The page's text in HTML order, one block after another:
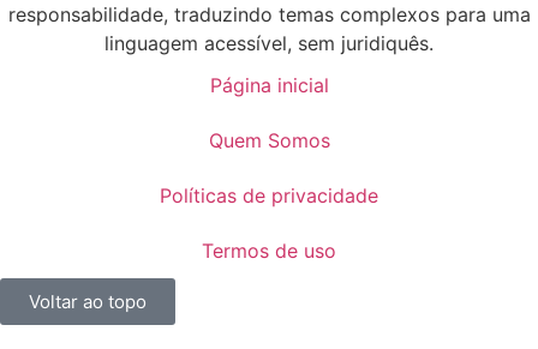
responsabilidade, traduzindo temas complexos para uma
linguagem acessível, sem juridiquês.
Página inicial
Quem Somos
Políticas de privacidade
Termos de uso
Voltar ao topo